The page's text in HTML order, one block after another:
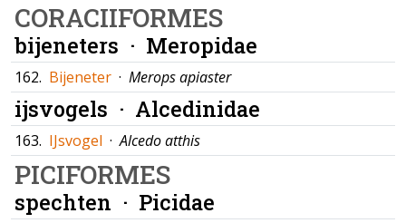
CORACIIFORMES
bijeneters · Meropidae
162. Bijeneter · Merops apiaster
ijsvogels · Alcedinidae
163. IJsvogel ·Alcedo atthis
PICIFORMES
spechten · Picidae